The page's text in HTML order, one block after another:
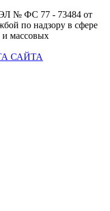
№ ФС 77 - 73484 от
по надзору в сфере
массовых
САЙТА